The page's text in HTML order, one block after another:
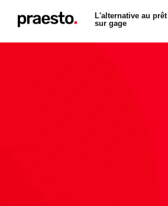
L'alternative au prêt
sur gage